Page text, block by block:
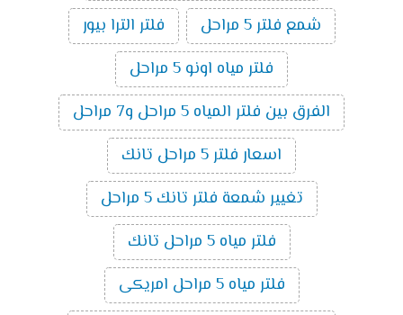
شمع فلتر 5 مراحل
فلتر الترا بيور
فلتر مياه اونو 5 مراحل
الفرق بين فلتر المياه 5 مراحل و7 مراحل
اسعار فلتر 5 مراحل تانك
تغيير شمعة فلتر تانك 5 مراحل
فلتر مياه 5 مراحل تانك
فلتر مياه 5 مراحل امريكى